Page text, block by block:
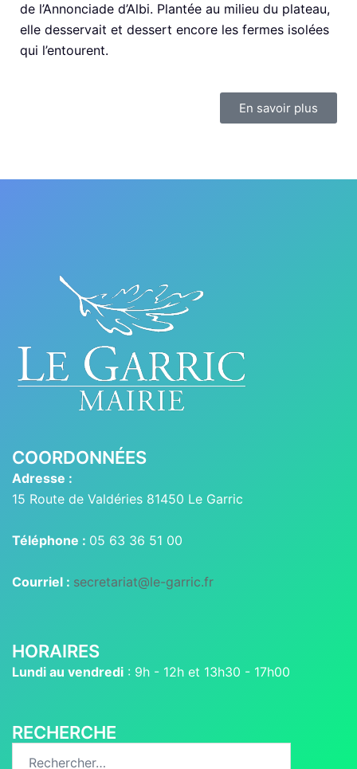
de l’Annonciade d’Albi. Plantée au milieu du plateau,
elle desservait et dessert encore les fermes isolées
qui l’entourent.
En savoir plus
COORDONNÉES
Adresse :
15 Route de Valdéries 81450 Le Garric
Téléphone : 05 63 36 51 00
Courriel : secretariat@le-garric.fr
HORAIRES
Lundi au vendredi : 9h - 12h et 13h30 - 17h00
RECHERCHE